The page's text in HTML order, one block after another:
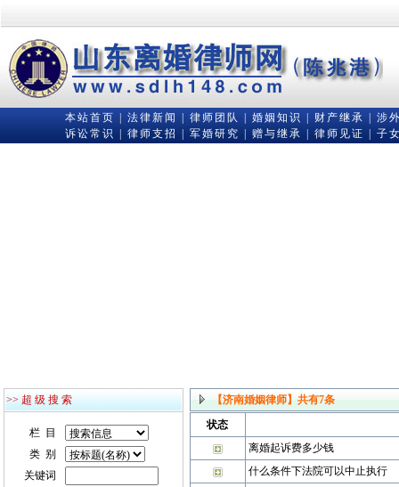
本站首页 法律新闻 律师团队 婚姻知识 财产继承
涉
诉讼常识
律师支招 军婚研究 赠与继承 律师见证 子
>> 超 级 搜 索
栏 目
类 别
关键词
【济南婚姻律师】 共有7条
状态
离婚起诉费多少钱
什么条件下法院可以中止执行